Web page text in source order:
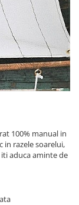
100% manual in
in razele soarelui,
aduca aminte de